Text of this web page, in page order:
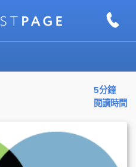
5分鐘
閱讀時間